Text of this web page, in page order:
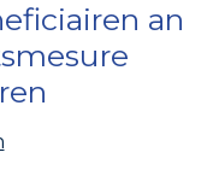
an